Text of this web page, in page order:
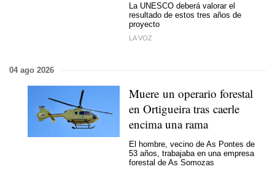
La UNESCO deberá valorar el
resultado de estos tres años de
proyecto
LA VOZ
04 ago 2026
Muere un operario forestal
en Ortigueira tras caerle
encima una rama
El hombre, vecino de As Pontes de
53 años, trabajaba en una empresa
forestal de As Somozas